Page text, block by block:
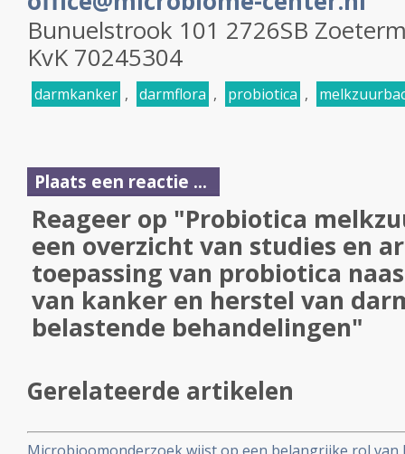
Bunuelstrook 101 2726SB
KvK 70245304
darmkanker , darmflora , probiotica ,
Plaats een reactie ...
Reageer op "Probiotica
een overzicht van studies en
toepassing van probiotica
van kanker en herstel van
belastende behandelingen"
Gerelateerde artikelen